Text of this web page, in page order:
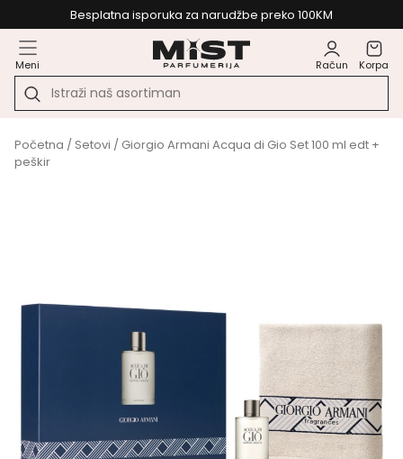
Besplatna isporuka za narudžbe preko 100KM
Meni Račun Korpa
Početna / Setovi / Giorgio Armani Acqua di Gio Set 100 ml edt +
peškir